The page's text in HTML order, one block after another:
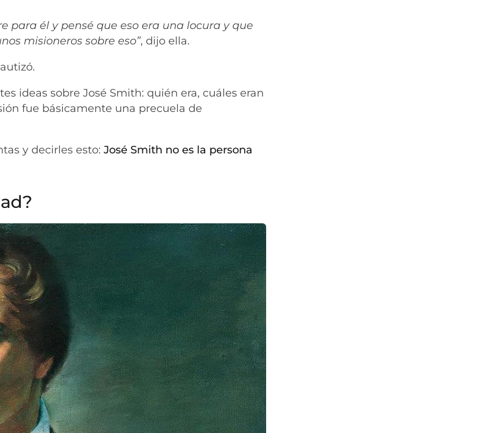
para él y pensé que eso era una locura y que
misioneros sobre eso”, dijo ella.
ideas sobre José Smith: quién era, cuáles eran
fue básicamente una precuela de
y decirles esto:José Smith no es la persona